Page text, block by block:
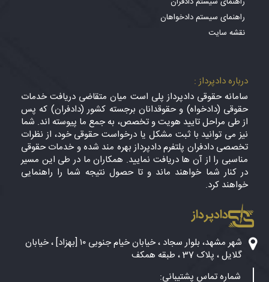
راهنمای سیستم دادخواهان
نقشه سایت
درباره دادپرداز :
سامانه حقوقی دادپرداز پلی است میان متقاضی دریافت خدمات
حقوقی (دادخواه) و حقوقدانان برجسته کشور (دادفران) که پس
از طی مراحل تایید هویت و تخصص، به جمع ما پیوسته اند. شما
نیز می توانید با ثبت مشکل یا درخواست حقوقی خود، از نظرات
تخصصی دادفران پلتفرم دادپرداز بهره مند شده و خدمات حقوقی
مناسبی را از آن ها دریافت نمایید. همکاران ما در طی این مسیر
در کنار شما خواهند ماند و تا حصول نتیجه شما را راهنمایی
خواهند کرد.
دادپرداز
شهر مشهد، بلوار سجاد ، خیابان خیام جنوبی ۱۰ [بهزاد] ، خیابان
گلایل ، پلاک 37 ، طبقه همکف
شماره تماس پشتیبانی: